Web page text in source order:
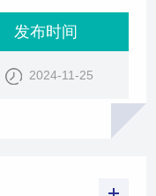
智化施工管理方
效能具有重要意
的初期阶段，数
纳入前期规划之
发布时间
2024-11-25